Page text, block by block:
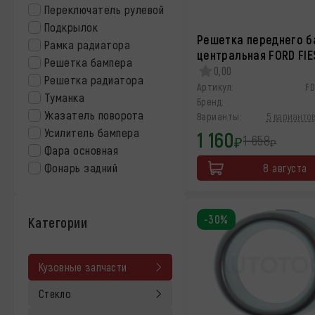
Переключатель рулевой
Подкрылок
Рамка радиатора
Решетка бампера
Решетка радиатора
Туманка
Указатель поворота
Усилитель бампера
Фара основная
Фонарь задний
Категории
Кузовные запчасти
Стекло
Решетка переднего
центральная FORD
0,00
Артикул:
Бренд:
Варианты:
5
1 160₽1 658₽
8 августа
-30%